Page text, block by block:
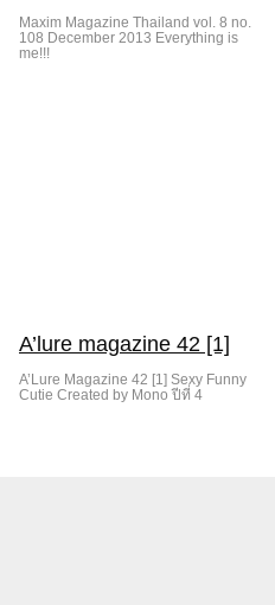
Maxim Magazine Thailand vol. 8 no.
108 December 2013 Everything is
me!!!
A’lure magazine 42 [1]
A’Lure Magazine 42 [1] Sexy Funny
Cutie Created by Mono ปีที่ 4